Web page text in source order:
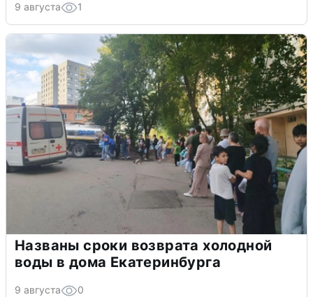
9 августа 1
Названы сроки возврата холодной
воды в дома Екатеринбурга
9 августа 0